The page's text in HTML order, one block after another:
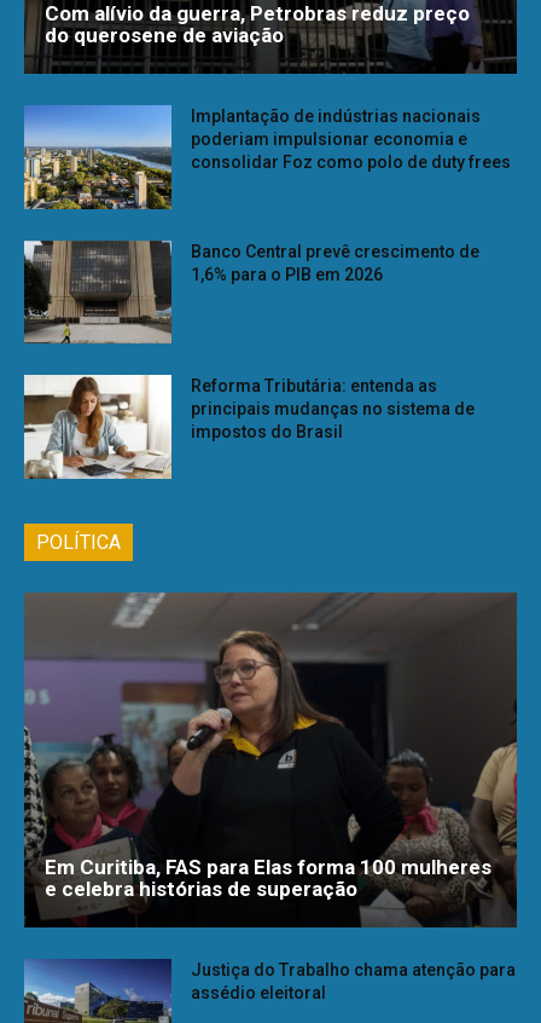
Com alívio da guerra, Petrobras reduz preço
do querosene de aviação
Implantação de indústrias nacionais
poderiam impulsionar economia e
consolidar Foz como polo de duty frees
Banco Central prevê crescimento de
1,6% para o PIB em 2026
Reforma Tributária: entenda as
principais mudanças no sistema de
impostos do Brasil
POLÍTICA
Em Curitiba, FAS para Elas forma 100 mulheres
e celebra histórias de superação
Justiça do Trabalho chama atenção para
assédio eleitoral